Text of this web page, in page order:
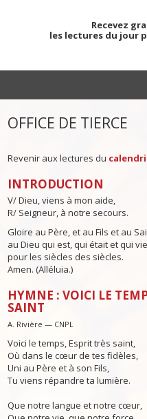
Recevez
les lectures du jour
OFFICE DE TIERCE
Revenir aux lectures du
INTRODUCTION
V/ Dieu, viens à mon aide,
R/ Seigneur, à notre secours.
Gloire au Père, et au Fils et au
au Dieu qui est, qui était et qui
pour les siècles des siècles.
Amen. (Alléluia.)
HYMNE : VOICI LE
SAINT
A. Rivière — CNPL
Voici le temps, Esprit très saint,
Où dans le cœur de tes fidèles,
Uni au Père et à son Fils,
Tu viens répandre ta lumière.
Que notre langue et notre cœur,